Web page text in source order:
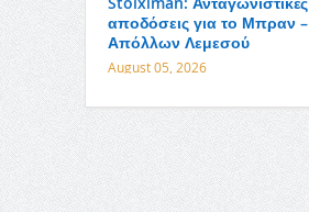
αποδόσεις για το Μπραν –
Απόλλων Λεμεσού
August 05, 2026